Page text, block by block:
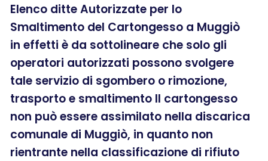
Elenco ditte Autorizzate per lo
Smaltimento del Cartongesso a Muggiò
in effetti è da sottolineare che solo gli
operatori autorizzati possono svolgere
tale servizio di sgombero o rimozione,
trasporto e smaltimento Il cartongesso
non può essere assimilato nella discarica
comunale di Muggiò, in quanto non
rientrante nella classificazione di rifiuto